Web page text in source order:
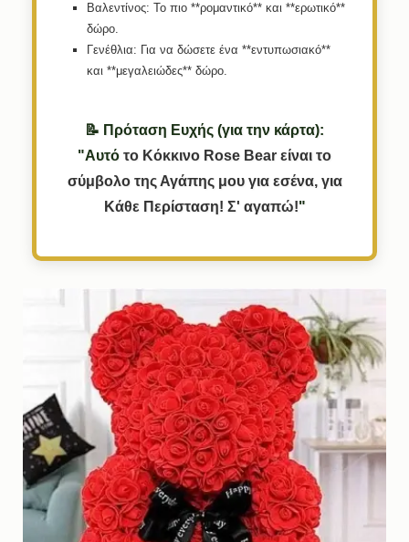
Βαλεντίνος: Το πιο **ρομαντικό** και **ερωτικό**
δώρο.
Γενέθλια: Για να δώσετε ένα **εντυπωσιακό**
και **μεγαλειώδες** δώρο.
📝 Πρόταση Ευχής (για την κάρτα):
"Αυτό το Κόκκινο Rose Bear είναι το
σύμβολο της Αγάπης μου για εσένα, για
Κάθε Περίσταση! Σ' αγαπώ!"